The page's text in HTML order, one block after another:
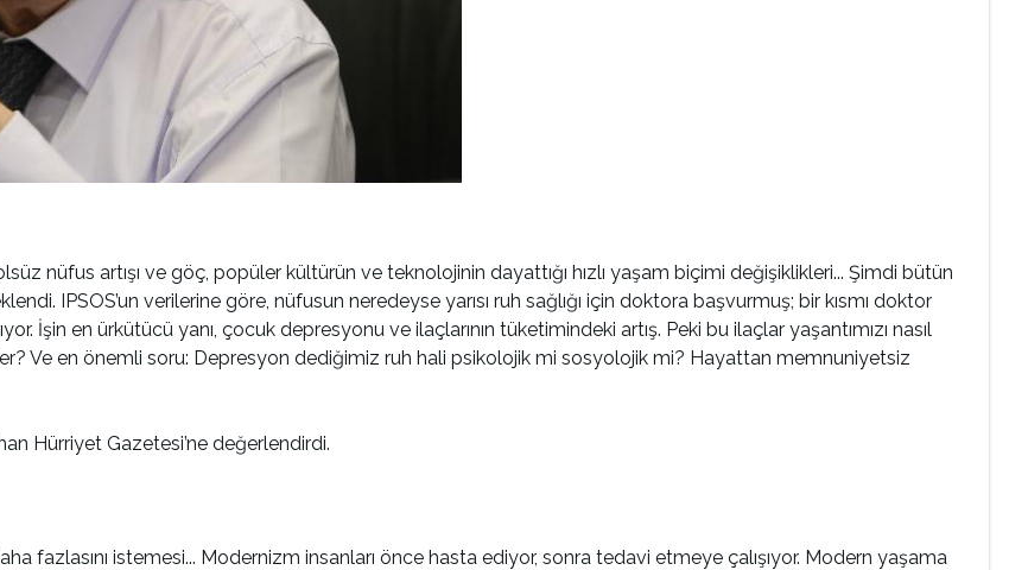
nüfus artışı ve göç, popüler kültürün ve teknolojinin dayattığı hızlı yaşam biçimi değişiklikleri... Şimdi bütün
IPSOS’un verilerine göre, nüfusun neredeyse yarısı ruh sağlığı için doktora başvurmuş; bir kısmı doktor
İşin en ürkütücü yanı, çocuk depresyonu ve ilaçlarının tüketimindeki artış. Peki bu ilaçlar yaşantımızı nasıl
Ve en önemli soru: Depresyon dediğimiz ruh hali psikolojik mi sosyolojik mi? Hayattan memnuniyetsiz
Hürriyet Gazetesi’ne değerlendirdi.
fazlasını istemesi... Modernizm insanları önce hasta ediyor, sonra tedavi etmeye çalışıyor. Modern yaşama